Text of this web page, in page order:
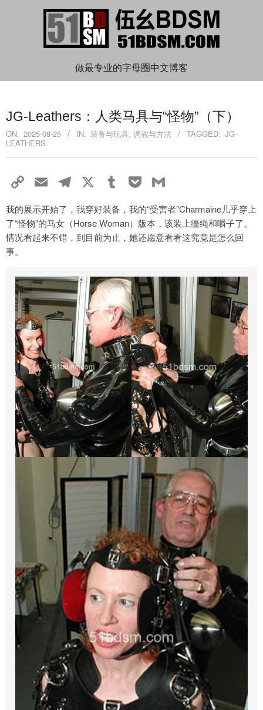
伍
幺
BDSM
做最专业的字母圈中文博客
Menu
JG-Leathers：人类马具与“怪物”（下）
ON: 2025-08-25 IN: 装备与玩具, 调教与方法 TAGGED: JG-
LEATHERS
Copy
Link
EmailTelegram
X TumblrPocket
我的展示开始了，我穿好装备，我的“受害者”Charmaine几乎穿上
了“怪物”的马女（Horse Woman）版本，该装上缰绳和嚼子了。
情况看起来不错，到目前为止，她还愿意看看这究竟是怎么回
事。